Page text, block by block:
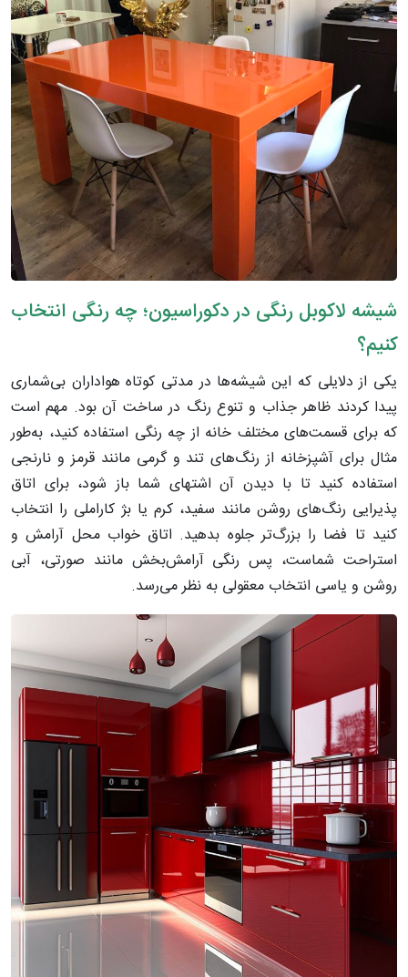
شیشه لاکوبل رنگی در دکوراسیون؛ چه رنگی انتخاب
کنیم؟
یکی از دلایلی که این شیشه‌ها در مدتی کوتاه هواداران بی‌شماری
پیدا کردند ظاهر جذاب و تنوع رنگ در ساخت آن بود. مهم است
که برای قسمت‌های مختلف خانه از چه رنگی استفاده کنید، به‌طور
مثال برای آشپزخانه از رنگ‌های تند و گرمی مانند قرمز و نارنجی
استفاده کنید تا با دیدن آن اشتهای شما باز شود، برای اتاق
پذیرایی رنگ‌های روشن مانند سفید، کرم یا بژ کاراملی را انتخاب
کنید تا فضا را بزرگ‌تر جلوه بدهید. اتاق خواب محل آرامش و
استراحت شماست، پس رنگی آرامش‌بخش مانند صورتی، آبی
روشن و یاسی انتخاب معقولی به نظر می‌رسد.